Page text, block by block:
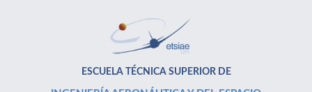
ESCUELA TÉCNICA SUPERIOR DE